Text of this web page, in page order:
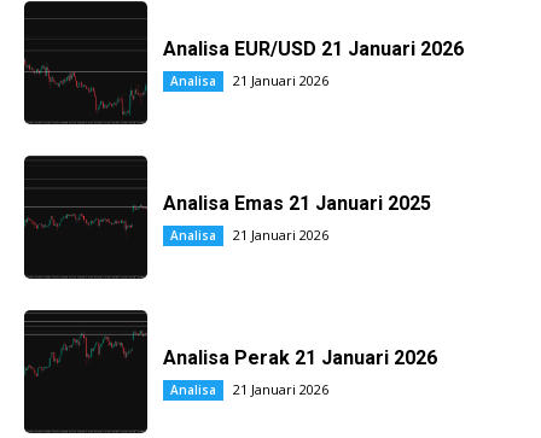
Analisa EUR/USD 21 Januari 2026
Analisa 21 Januari 2026
Analisa Emas 21 Januari 2025
Analisa 21 Januari 2026
Analisa Perak 21 Januari 2026
Analisa 21 Januari 2026